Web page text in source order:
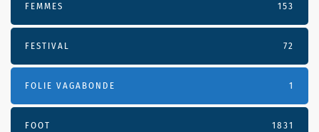
FEMMES 153
FESTIVAL 72
FOLIE VAGABONDE 1
FOOT 1831